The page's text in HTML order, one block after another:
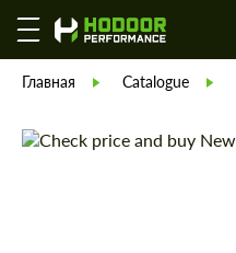
Главная Catalogue